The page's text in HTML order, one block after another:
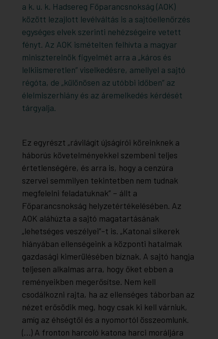
a k. u. k. Hadsereg Főparancsnokság (AOK)
között lezajlott levélváltás is a sajtóellenőrzés
egységes elvek szerinti nehézségeire vetett
fényt. Az AOK ismételten felhívta a magyar
miniszterelnök figyelmét arra a „káros és
lelkiismeretlen” viselkedésre, amellyel a sajtó
régóta, de „különösen az utóbbi időben” az
élelmiszerhiány és az áremelkedés kérdését
tárgyalja.
Ez egyrészt „rávilágít újságírói köreinknek a
háborús követelményekkel szembeni teljes
értetlenségére, és arra is, hogy a cenzúra
szervei semmilyen tekintetben nem tudnak
megfelelni feladatuknak” – állt a
Főparancsnokság helyzetértékelésében. Az
AOK aláhúzta a sajtó magatartásának
„lehetséges veszélyei”-t is. „Katonai sikerek
hiányában ellenségeink a központi hatalmak
gazdasági kimerülésében bíznak. A sajtó hangja
teljesen alkalmas arra, hogy őket ebben a
reményeikben megerősítse. Nem kell
csodálkozni rajta, ha az ellenséges táborban az
nézet erősödik meg, hogy csak ki kell várniuk,
amíg az éhségtől és a nyomortól összeomlunk.
(…) A fronton harcoló katona harci moráljára